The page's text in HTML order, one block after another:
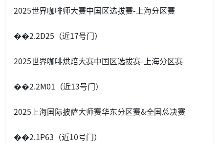
2025世界咖啡师大赛中国区选拔赛-上海分区赛
��2.2D25（近17号门）
2025世界咖啡烘焙大赛中国区选拔赛-上海分区赛
��2.2M01（近13号门）
2025上海国际披萨大师赛华东分区赛&全国总决赛
��2.1P63（近10号门）